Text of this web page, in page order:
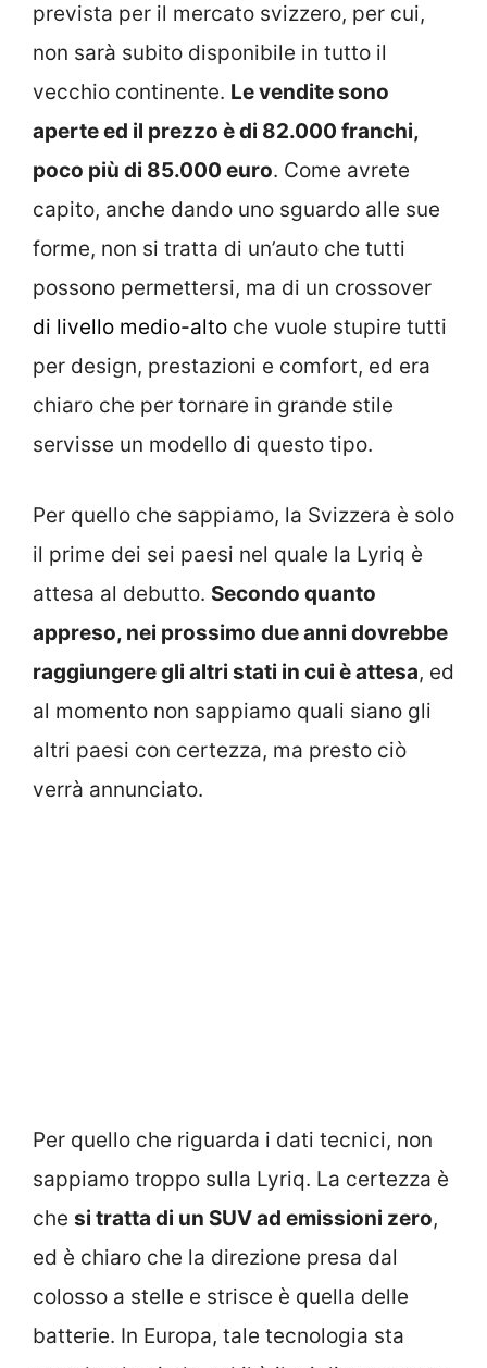
prevista per il mercato svizzero, per cui,
non sarà subito disponibile in tutto il
vecchio continente. Le vendite sono
aperte ed il prezzo è di 82.000 franchi,
poco più di 85.000 euro. Come avrete
capito, anche dando uno sguardo alle sue
forme, non si tratta di un’auto che tutti
possono permettersi, ma di un crossover
di livello medio-alto che vuole stupire tutti
per design, prestazioni e comfort, ed era
chiaro che per tornare in grande stile
servisse un modello di questo tipo.
Per quello che sappiamo, la Svizzera è solo
il prime dei sei paesi nel quale la Lyriq è
attesa al debutto. Secondo quanto
appreso, nei prossimo due anni dovrebbe
raggiungere gli altri stati in cui è attesa, ed
al momento non sappiamo quali siano gli
altri paesi con certezza, ma presto ciò
verrà annunciato.
Per quello che riguarda i dati tecnici, non
sappiamo troppo sulla Lyriq. La certezza è
che si tratta di un SUV ad emissioni zero,
ed è chiaro che la direzione presa dal
colosso a stelle e strisce è quella delle
batterie. In Europa, tale tecnologia sta